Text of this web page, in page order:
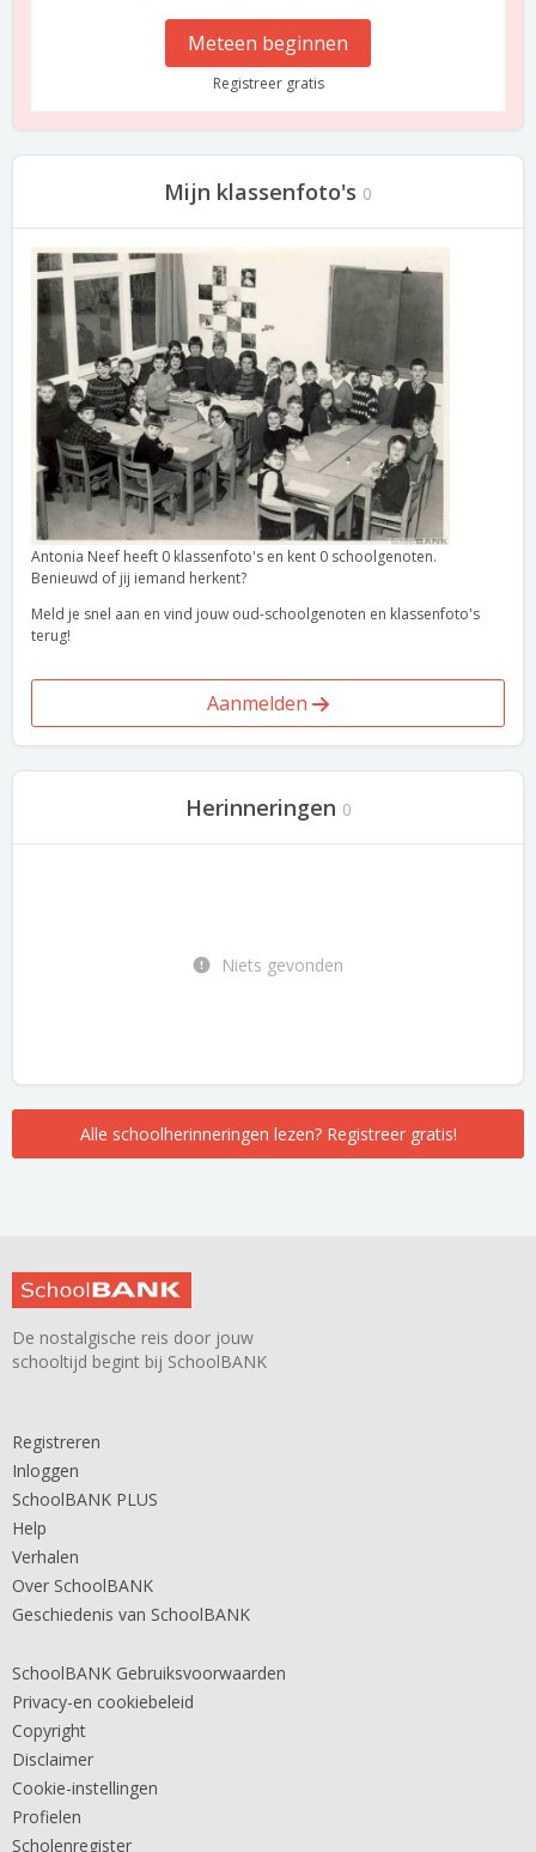
Meteen beginnen
Registreer gratis
Mijn klassenfoto's 0
Antonia Neef heeft 0 klassenfoto's en kent 0 schoolgenoten.
Benieuwd of jij iemand herkent?
Meld je snel aan en vind jouw oud-schoolgenoten en klassenfoto's
terug!
Aanmelden
Herinneringen 0
Niets gevonden
Alle schoolherinneringen lezen? Registreer gratis!
De nostalgische reis door jouw
schooltijd begint bij SchoolBANK
Registreren
Inloggen
SchoolBANK PLUS
Help
Verhalen
Over SchoolBANK
Geschiedenis van SchoolBANK
SchoolBANK Gebruiksvoorwaarden
Privacy-en cookiebeleid
Copyright
Disclaimer
Cookie-instellingen
Profielen
Scholenregister